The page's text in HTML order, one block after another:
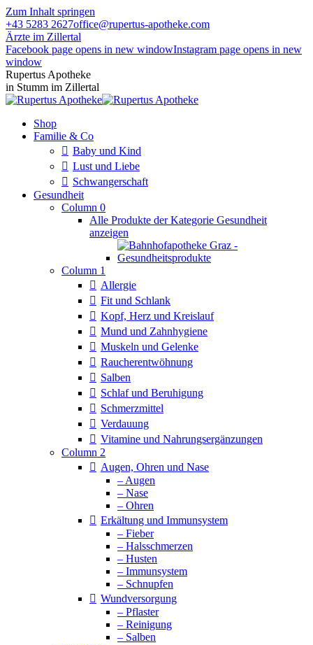
Zum Inhalt springen
+43 5283 2627office@rupertus-apotheke.com
Ärzte im Zillertal
Facebook page opens in new windowInstagram page opens in new
window
Rupertus Apotheke
in Stumm im Zillertal
Shop
Familie & Co
Baby und Kind
Lust und Liebe
Schwangerschaft
Gesundheit
Column 0
Alle Produkte der Kategorie Gesundheit
anzeigen
Column 1
Allergie
Fit und Schlank
Kopf, Herz und Kreislauf
Mund und Zahnhygiene
Muskeln und Gelenke
Raucherentwöhnung
Salben
Schlaf und Beruhigung
Schmerzmittel
Verdauung
Vitamine und Nahrungsergänzungen
Column 2
Augen, Ohren und Nase
– Augen
– Nase
– Ohren
Erkältung und Immunsystem
– Fieber
– Halsschmerzen
– Husten
– Immunsystem
– Schnupfen
Wundversorgung
– Pflaster
– Reinigung
– Salben